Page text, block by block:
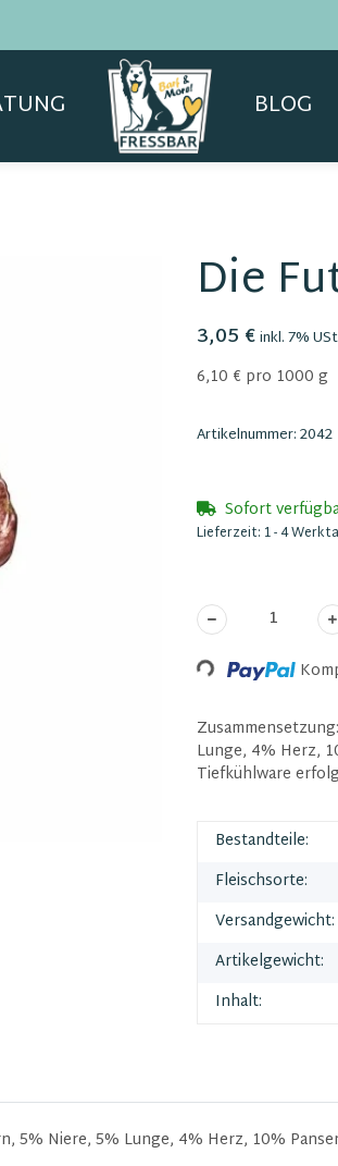
BLOG
Die
3,05 €inkl. 7%
6,10 € pro 1000 g
Artikelnummer:2042
Sofort
Lieferzeit: 1 - 4
Loading...
Lunge, 4% Herz,
Tiefkühlware
Bestandteile:
Fleischsorte:
Versandgewicht:
Artikelgewicht:
Inhalt:
5% Niere, 5% Lunge, 4% Herz, 10%